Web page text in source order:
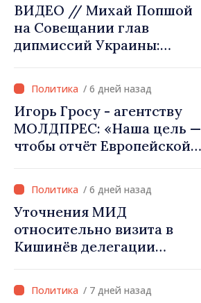
проекты в сфере
инфраструктуры и
энергетики
ВИДЕО // Михай Попшой
на Совещании глав
дипмиссий Украины:
сделала свой выбор. Мы
вместе с Украиной»
/ 6 дней назад
Игорь Гросу - агентству
МОЛДПРЕС: «Наша цель —
чтобы отчёт Европейской
ещё лучше»
/ 6 дней назад
Уточнения МИД
относительно визита в
Кишинёв делегации
хозяйства Афганистана
/ 7 дней назад